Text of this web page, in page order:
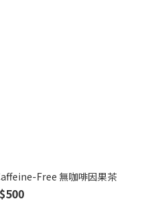
Free 無咖啡因果茶